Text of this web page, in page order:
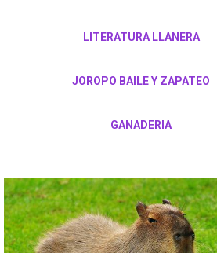
LITERATURA LLANERA
JOROPO BAILE Y ZAPATEO
GANADERIA